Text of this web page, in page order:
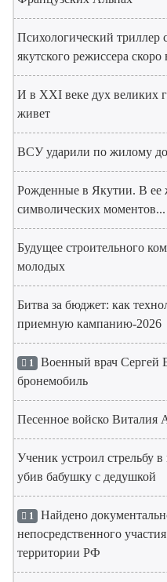
Психологический триллер
якутского режиссера
И в XXI веке дух великих
живет
ВСУ ударили по жилому
Рожденные в Якутии. В ее
символических моментов...
Будущее строительного
молодых
Битва за бюджет: как
приемную кампанию-2026
1 Военный врач Сергей
бронемобиль
Песенное войско Виталия
Ученик устроил стрельбу
убив бабушку с дедушкой
1 Найдено
непосредственного
территории РФ